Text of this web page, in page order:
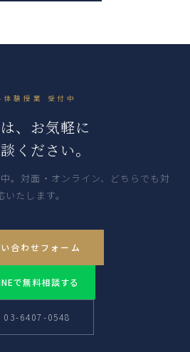
体験授業 受付中
、お気軽に
ください。
。対面・オンライン、どちらでも対
いたします。
合わせフォーム
で無料相談する
03-6407-0548